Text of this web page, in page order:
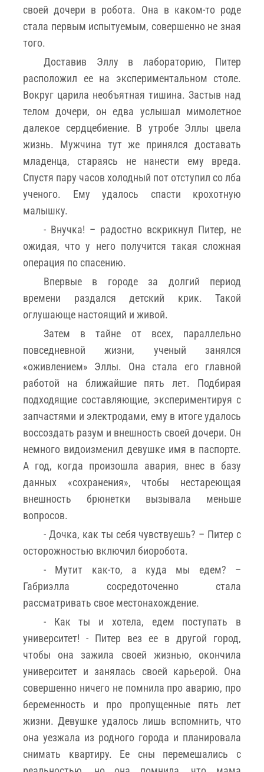
своей дочери в робота. Она в каком-то роде
стала первым испытуемым, совершенно не зная
того.
Доставив Эллу в лабораторию, Питер
расположил ее на экспериментальном столе.
Вокруг царила необъятная тишина. Застыв над
телом дочери, он едва услышал мимолетное
далекое сердцебиение. В утробе Эллы цвела
жизнь. Мужчина тут же принялся доставать
младенца, стараясь не нанести ему вреда.
Спустя пару часов холодный пот отступил со лба
ученого. Ему удалось спасти крохотную
малышку.
- Внучка! – радостно вскрикнул Питер, не
ожидая, что у него получится такая сложная
операция по спасению.
Впервые в городе за долгий период
времени раздался детский крик. Такой
оглушающе настоящий и живой.
Затем в тайне от всех, параллельно
повседневной жизни, ученый занялся
«оживлением» Эллы. Она стала его главной
работой на ближайшие пять лет. Подбирая
подходящие составляющие, экспериментируя с
запчастями и электродами, ему в итоге удалось
воссоздать разум и внешность своей дочери. Он
немного видоизменил девушке имя в паспорте.
А год, когда произошла авария, внес в базу
данных «сохранения», чтобы нестареющая
внешность брюнетки вызывала меньше
вопросов.
- Дочка, как ты себя чувствуешь? – Питер с
осторожностью включил биоробота.
- Мутит как-то, а куда мы едем? –
Габриэлла сосредоточенно стала
рассматривать свое местонахождение.
- Как ты и хотела, едем поступать в
университет! - Питер вез ее в другой город,
чтобы она зажила своей жизнью, окончила
университет и занялась своей карьерой. Она
совершенно ничего не помнила про аварию, про
беременность и про пропущенные пять лет
жизни. Девушке удалось лишь вспомнить, что
она уезжала из родного города и планировала
снимать квартиру. Ее сны перемешались с